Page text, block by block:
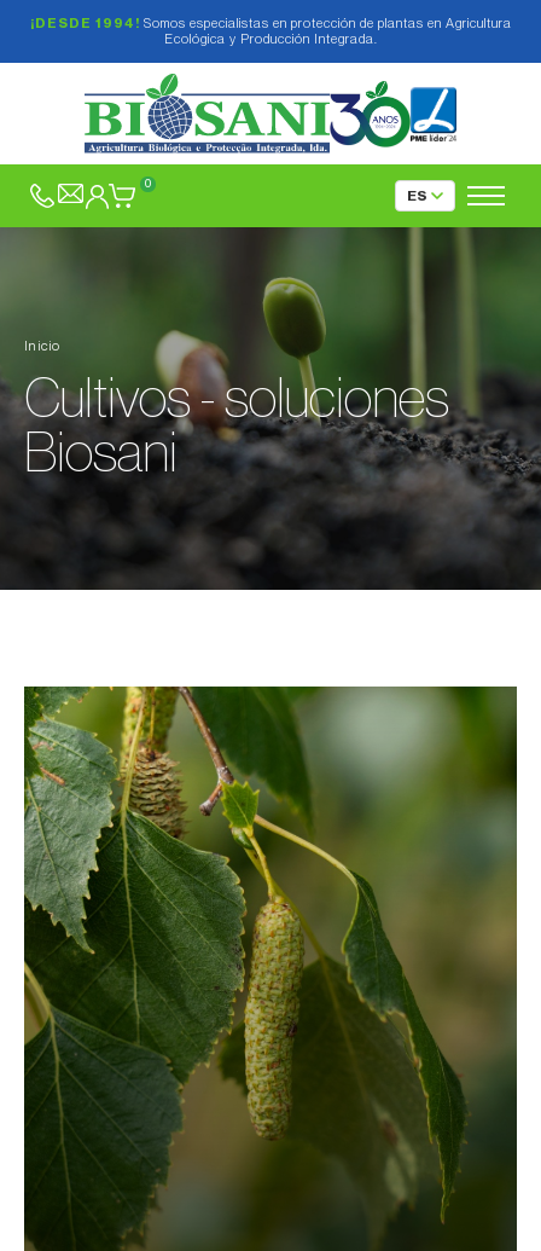
¡DESDE 1994! Somos especialistas en protección de plantas en Agricultura
Ecológica y Producción Integrada.
0
Inicio
Cultivos - soluciones
Biosani